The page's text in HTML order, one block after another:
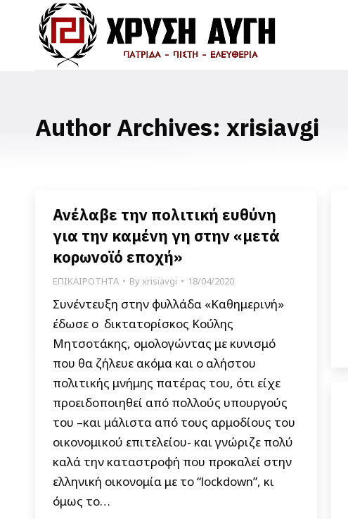
Author Archives: xrisiavgi
Ανέλαβε την πολιτική ευθύνη
για την καμένη γη στην «μετά
κορωνοϊό εποχή»
ΕΠΙΚΑΙΡΟΤΗΤΑ Byxrisiavgi 18/04/2020
Συνέντευξη στην φυλλάδα «Καθημερινή»
έδωσε ο δικτατορίσκος Κούλης
Μητσοτάκης, ομολογώντας με κυνισμό
που θα ζήλευε ακόμα και ο αλήστου
πολιτικής μνήμης πατέρας του, ότι είχε
προειδοποιηθεί από πολλούς υπουργούς
του –και μάλιστα από τους αρμοδίους του
οικονομικού επιτελείου- και γνώριζε πολύ
καλά την καταστροφή που προκαλεί στην
ελληνική οικονομία με το “lockdown”, κι
όμως το…